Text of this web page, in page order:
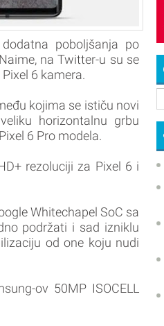
poboljšanja po
na Twitter-u su se
6 kamera.
kojima se ističu novi
horizontalnu grbu
6 Pro modela.
rezoluciji za Pixel 6 i
Whitechapel SoC sa
podržati i sad izniklu
od one koju nudi
ov 50MP ISOCELL